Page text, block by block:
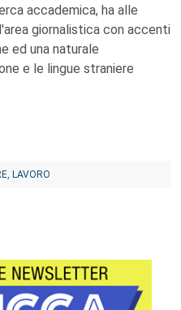
accademica, ha alle
giornalistica con accenti
ed una naturale
e le lingue straniere
LAVORO